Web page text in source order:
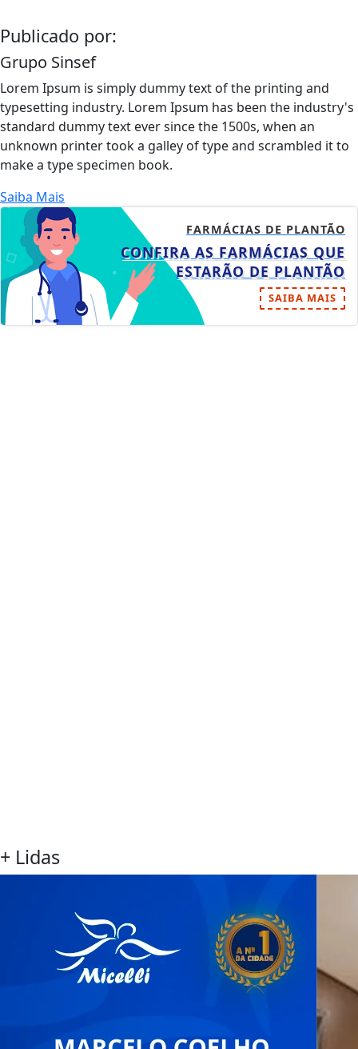
Publicado por:
Grupo Sinsef
Lorem Ipsum is simply dummy text of the printing and
typesetting industry. Lorem Ipsum has been the industry's
standard dummy text ever since the 1500s, when an
unknown printer took a galley of type and scrambled it to
make a type specimen book.
Saiba Mais
FARMÁCIAS DE PLANTÃO
CONFIRA AS FARMÁCIAS QUE
ESTARÃO DE PLANTÃO
SAIBA MAIS
+ Lidas